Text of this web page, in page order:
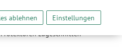
sowie Funktionalitäten
und stetig zu verbessern. Dabei
Drittanbieter und Werbepartner
erfolgt ausschließlich zum
ablehnen Einstellungen
mit außergewöhnlichen
zugeschnitten